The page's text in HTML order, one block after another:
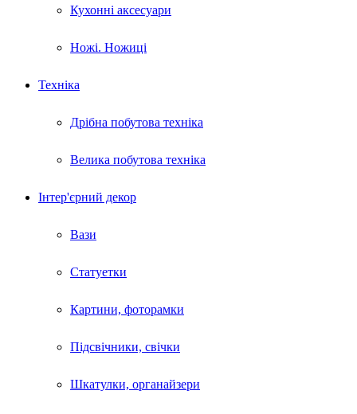
Кухонні аксесуари
Ножі. Ножиці
Техніка
Дрібна побутова техніка
Велика побутова техніка
Інтер'єрний декор
Вази
Статуетки
Картини, фоторамки
Підсвічники, свічки
Шкатулки, органайзери